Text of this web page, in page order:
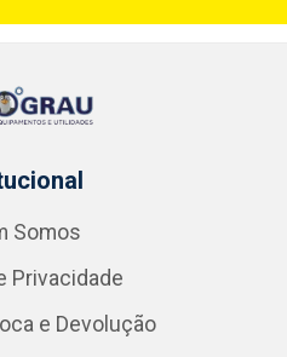
Somos
Privacidade
e Devolução